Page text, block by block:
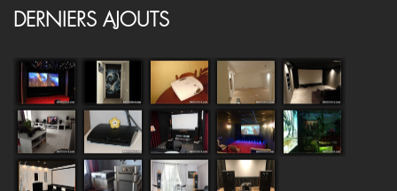
DERNIERS AJOUTS